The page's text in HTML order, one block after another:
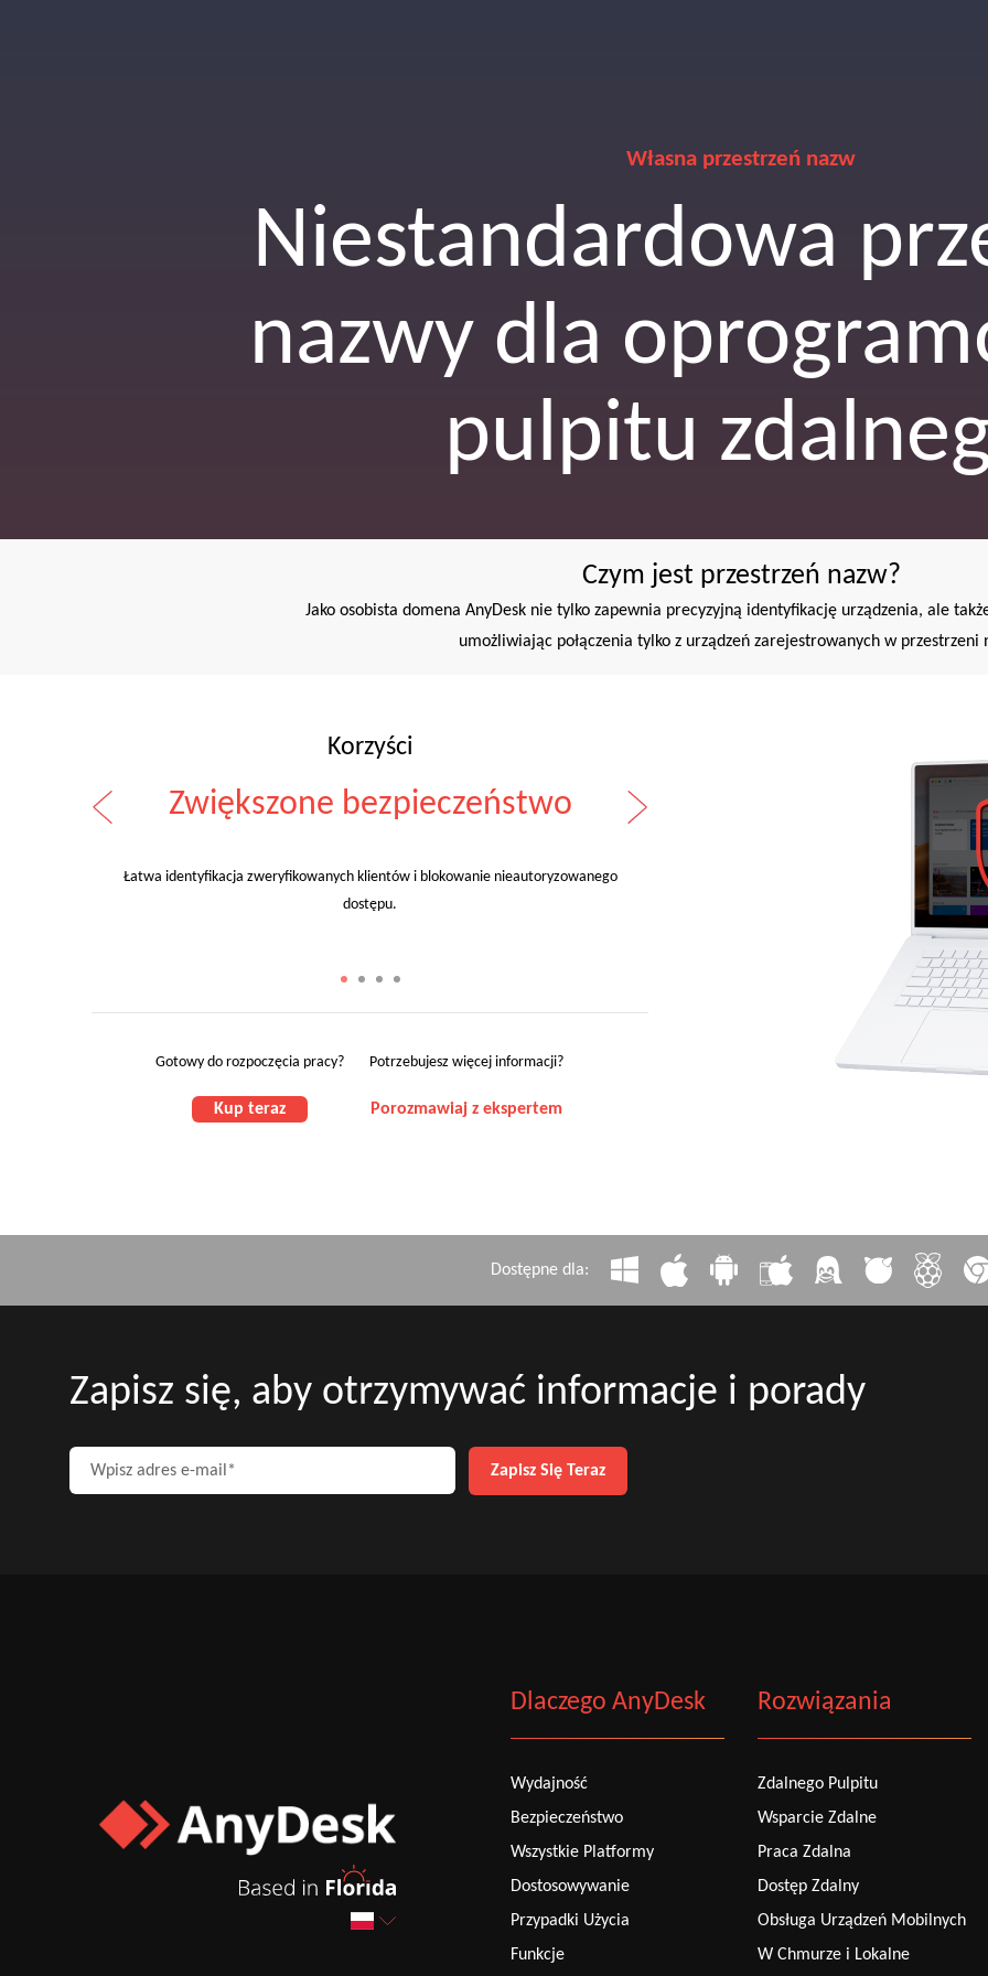
Własna przestrzeń nazw
Niestandardowa
nazwy dla
pulpitu
Czym jest przestrzeń nazw?
Jako osobista domena AnyDesk nie tylko zapewnia precyzyjną identyfikację urządzenia, ale
umożliwiając połączenia tylko z urządzeń zarejestrowanych w przestrzeni
Korzyści
Zwiększone bezpieczeństwo
Łatwa identyfikacja zweryfikowanych klientów i blokowanie nieautoryzowanego
dostępu.
Łatwość
Przyznaj pełny dostęp klientom z
Gotowy do rozpoczęcia pracy?
Kup teraz
Potrzebujesz więcej informacji?
Porozmawiaj z ekspertem
Dostępne dla:
Zapisz się, aby otrzymywać informacje i porady
Wpisz adres e-mail
Zapisz Się Teraz
Dlaczego AnyDesk
Wydajność
Bezpieczeństwo
Wszystkie Platformy
Dostosowywanie
Przypadki Użycia
Funkcje
Rozwiązania
Zdalnego Pulpitu
Wsparcie Zdalne
Praca Zdalna
Dostęp Zdalny
Obsługa Urządzeń Mobilnych
W Chmurze i Lokalne